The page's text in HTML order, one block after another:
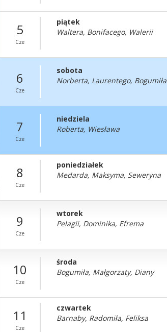
5
Cze
piątek
Waltera, Bonifacego, Walerii
6
Cze
sobota
Norberta, Laurentego, Bogumiła
7
Cze
niedziela
Roberta, Wiesława
8
Cze
poniedziałek
Medarda, Maksyma, Seweryna
9
Cze
wtorek
Pelagii, Dominika, Efrema
10
Cze
środa
Bogumiła, Małgorzaty, Diany
11
Cze
czwartek
Barnaby, Radomiła, Feliksa